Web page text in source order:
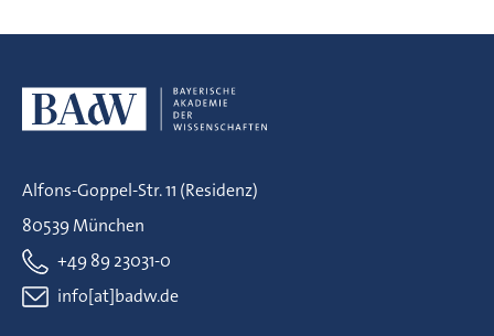
Alfons-Goppel-Str. 11 (Residenz)
80539 München
+49 89 23031-0
info[at]badw.de